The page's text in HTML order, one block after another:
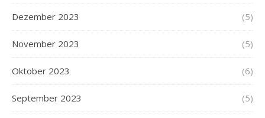
Dezember 2023 (5)
November 2023 (5)
Oktober 2023 (6)
September 2023 (5)